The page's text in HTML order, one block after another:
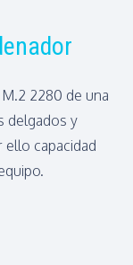
2280 de una
delgados y
capacidad